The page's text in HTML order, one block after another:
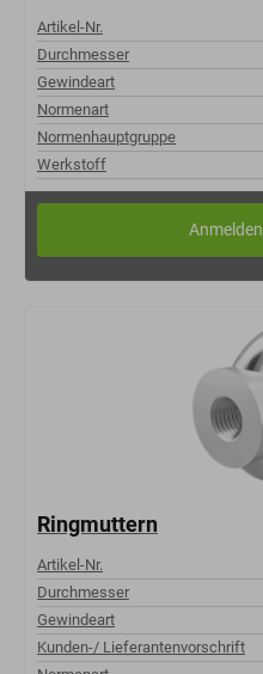
Artikel-Nr.
Durchmesser
Gewindeart
Normenart
Normenhauptgruppe
Werkstoff
Ringmuttern
Artikel-Nr.
Durchmesser
Gewindeart
Kunden-/ Lieferantenvorschrift